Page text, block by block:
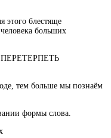
блестяще
больших
ПЕРЕТЕРПЕТЬ
тем больше мы познаём
формы слова.